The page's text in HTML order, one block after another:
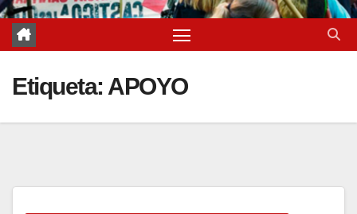
Etiqueta: APOYO